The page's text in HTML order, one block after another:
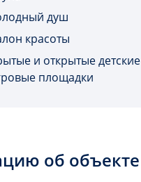
душ
красоты
и открытые детские
площадки
об объекте